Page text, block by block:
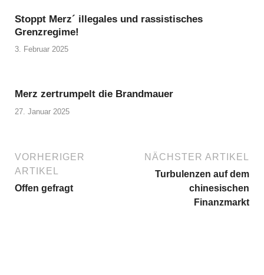
Stoppt Merz´ illegales und rassistisches
Grenzregime!
3. Februar 2025
Merz zertrumpelt die Brandmauer
27. Januar 2025
VORHERIGER
ARTIKEL
Offen gefragt
NÄCHSTER ARTIKEL
Turbulenzen auf dem
chinesischen
Finanzmarkt